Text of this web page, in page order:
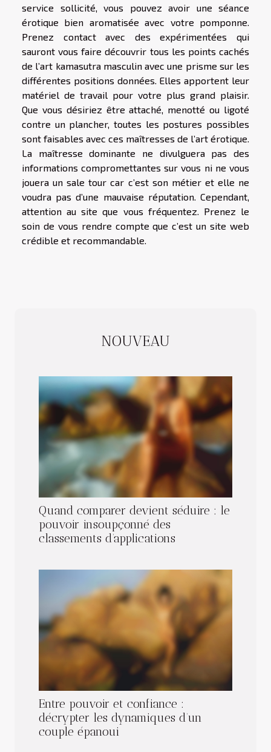
service sollicité, vous pouvez avoir une séance
érotique bien aromatisée avec votre pomponne.
Prenez contact avec des expérimentées qui
sauront vous faire découvrir tous les points cachés
de l’art kamasutra masculin avec une prisme sur les
différentes positions données. Elles apportent leur
matériel de travail pour votre plus grand plaisir.
Que vous désiriez être attaché, menotté ou ligoté
contre un plancher, toutes les postures possibles
sont faisables avec ces maîtresses de l’art érotique.
La maîtresse dominante ne divulguera pas des
informations compromettantes sur vous ni ne vous
jouera un sale tour car c’est son métier et elle ne
voudra pas d’une mauvaise réputation. Cependant,
attention au site que vous fréquentez. Prenez le
soin de vous rendre compte que c’est un site web
crédible et recommandable.
NOUVEAU
Quand comparer devient séduire : le
pouvoir insoupçonné des
classements d’applications
Entre pouvoir et confiance :
décrypter les dynamiques d’un
couple épanoui